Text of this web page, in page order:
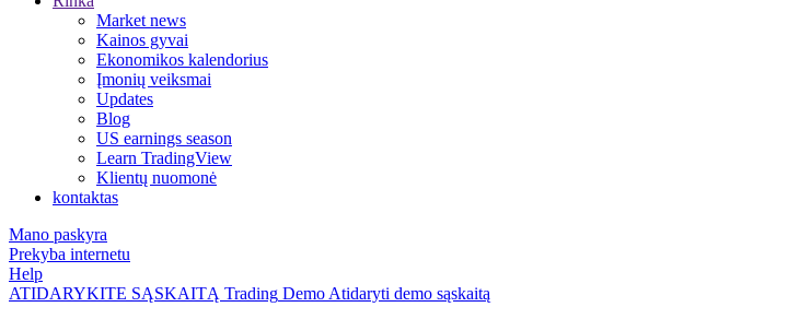
Market news
Kainos gyvai
Ekonomikos kalendorius
Įmonių veiksmai
Updates
Blog
US earnings season
Learn TradingView
Klientų nuomonė
kontaktas
Mano paskyra
Prekyba internetu
Help
ATIDARYKITE SĄSKAITĄ Trading Demo Atidaryti demo sąskaitą